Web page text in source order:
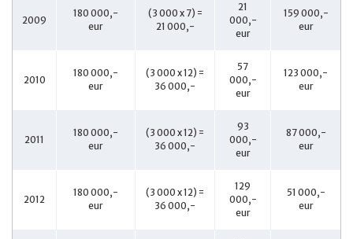
2009
180 000,-
eur
(3 000 x 7) =
21 000,-
21
000,-
eur
159 000,-
eur
2010
180 000,-
eur
(3 000 x 12) =
36 000,-
57
000,-
eur
123 000,-
eur
2011
180 000,-
eur
(3 000 x 12) =
36 000,-
93
000,-
eur
87 000,-
eur
2012
180 000,-
eur
(3 000 x 12) =
36 000,-
129
000,-
eur
51 000,-
eur